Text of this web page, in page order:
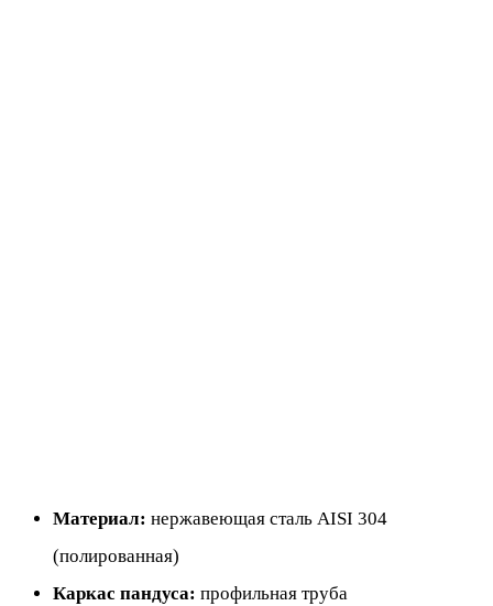
Материал: нержавеющая сталь AISI 304
(полированная)
Каркас пандуса: профильная труба